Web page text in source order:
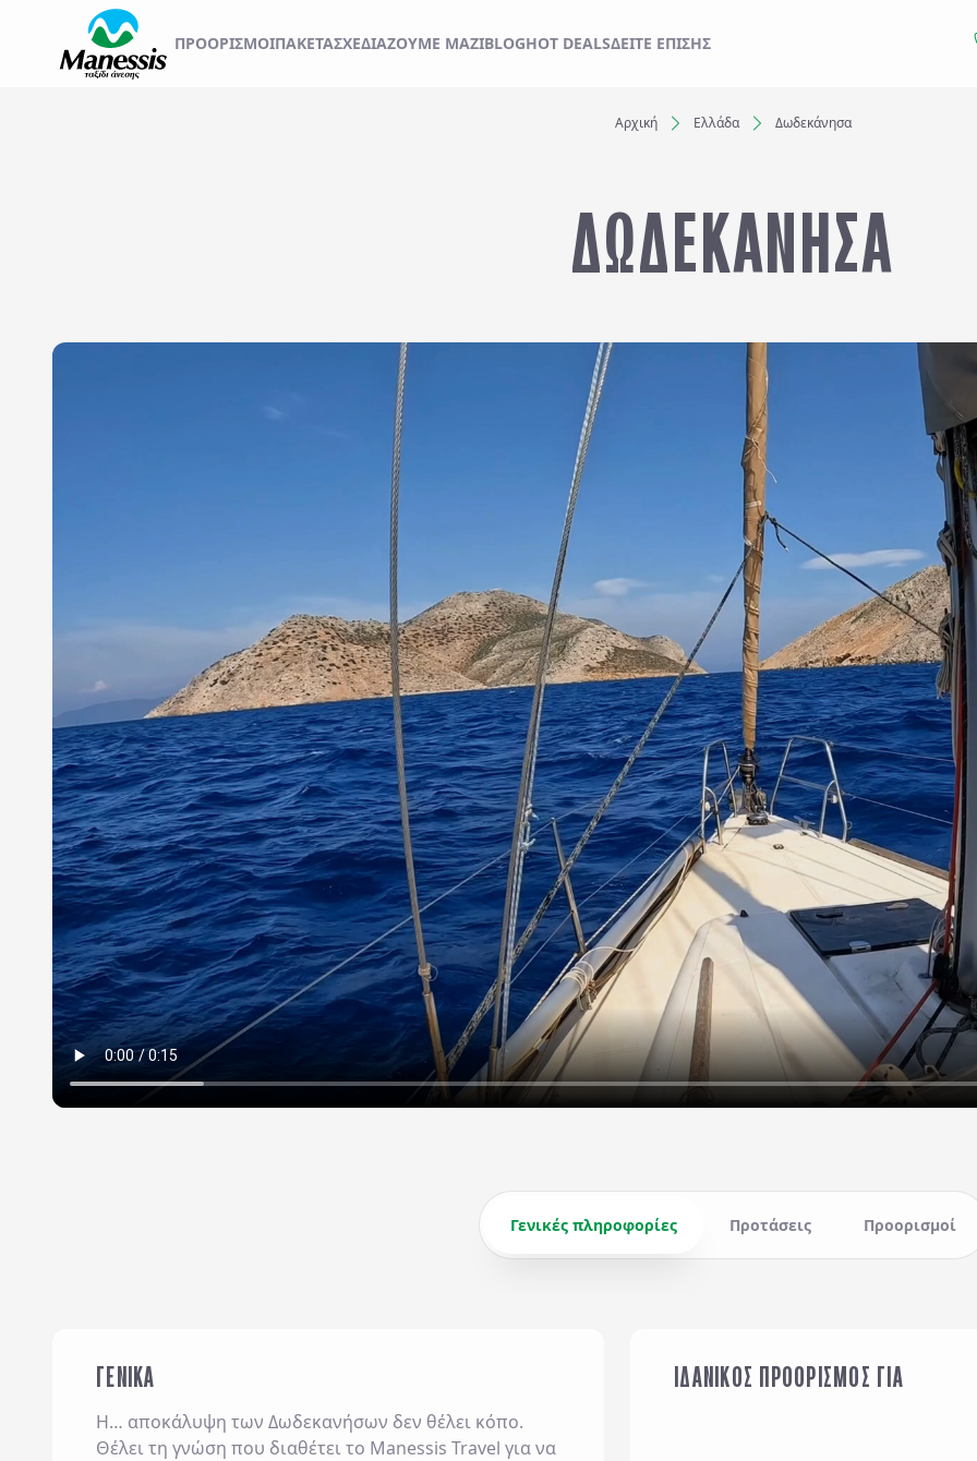
ΞΕΚΙΝΗΣΤΕ ΤΟ ΤΑΞΙΔΙ ΣΑΣ ΑΠΟ ΕΔΩ
Αναζήτηση
ΕΚΔΡΟΜΕΣ ΣΥΛΛΟΓΩΝ - ΣΩΜΑΤΕΙΩΝ
ΠΡΟΟΡΙΣΜΟΊΠΑΚΕΤΑΣΧΕΔΙΆΖΟΥΜΕ ΜΑΖΊBLOGHOT DEALSΔΕΊΤΕ ΕΠΊΣΗΣ
Αρχική Ελλάδα Δωδεκάνησα
ΔΩΔΕΚΑΝΗΣΑ
Γενικές πληροφορίες Προτάσεις Προορισμοί
ΓΕΝΙΚΑ
Η… αποκάλυψη των Δωδεκανήσων δεν θέλει κόπο.
Θέλει τη γνώση που διαθέτει το Manessis Travel για να
ΙΔΑΝΙΚΟΣ ΠΡΟΟΡΙΣΜΟΣ ΓΙΑ
ΟΙΚΟΓΕΝΕΙΑ ΜΕ ΠΑΙΔΙΑ